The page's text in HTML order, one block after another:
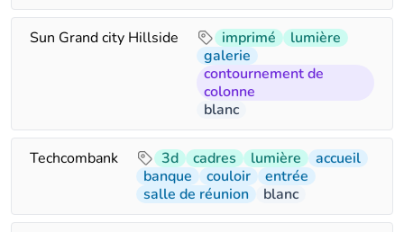
Sun Grand city Hillside imprimé
lumière
galerie
contournement de
colonne
blanc
Techcombank 3d cadres lumière
accueil
banque
couloir
entrée
salle de réunion
blanc